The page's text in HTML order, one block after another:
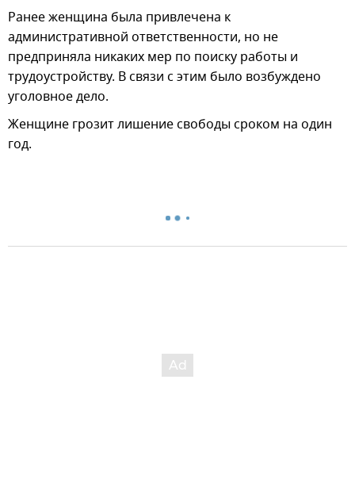
Ранее женщина была привлечена к
административной ответственности, но не
предприняла никаких мер по поиску работы и
трудоустройству. В связи с этим было возбуждено
уголовное дело.
Женщине грозит лишение свободы сроком на один
год.